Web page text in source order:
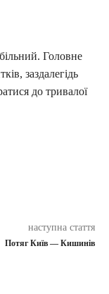
Головне
заздалегідь
до тривалої
наступна стаття
Потяг Київ — Кишинів